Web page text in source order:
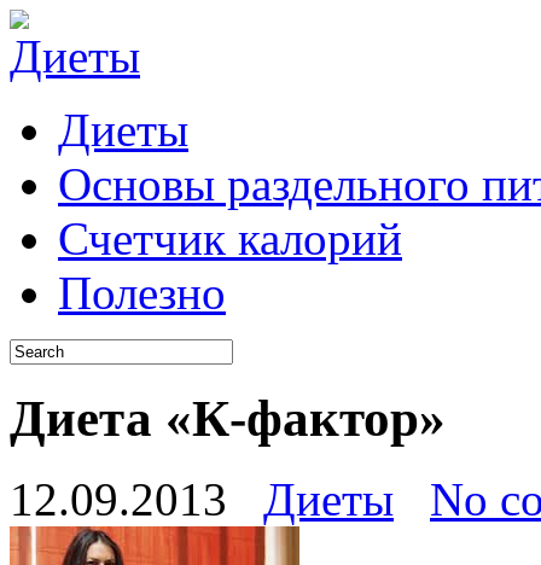
Диеты
Основы раздельного
Счетчик калорий
Полезно
Диета «К-фактор»
12.09.2013 Диеты No